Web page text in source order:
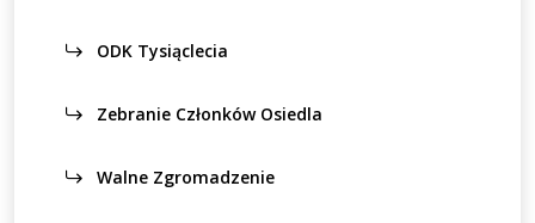
ODK Tysiąclecia
Zebranie Członków Osiedla
Walne Zgromadzenie